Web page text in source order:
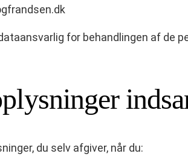
for behandlingen af de
du selv afgiver, når du: